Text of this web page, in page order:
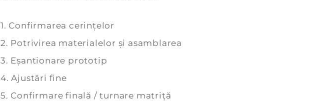
1. Confirmarea cerințelor
2. Potrivirea materialelor și asamblarea
3. Eșantionare prototip
4. Ajustări fine
5. Confirmare finală / turnare matriță